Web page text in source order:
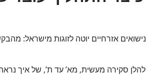
נישואים אזרחיים יוטה לזוגות מישראל:
להלן סקירה מעשית, מא’ עד ת’, של איך נראה